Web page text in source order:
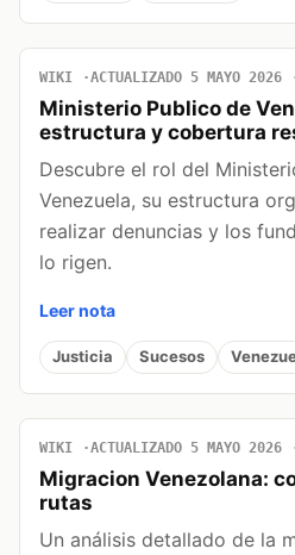
WIKI ACTUALIZADO 5 MAYO 2026
Ministerio Publico de
estructura y cobertura
Descubre el rol del
Venezuela, su estructura
realizar denuncias y los
lo rigen.
Leer nota
Justicia Sucesos
WIKI ACTUALIZADO 5 MAYO 2026
Migracion Venezolana:
rutas
Un análisis detallado de la